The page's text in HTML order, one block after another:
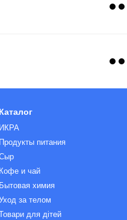
Каталог
ИКРА
Продукты питания
Кофе и чай
Бытовая химия
за телом
для дітей